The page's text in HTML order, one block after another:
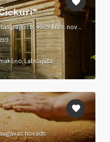
Rozentovas iela 2, Malta, Maltas pagasts, Rēzeknes novads
Labsajūta
novads